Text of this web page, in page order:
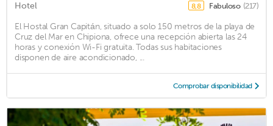
Hotel 8,8 Fabuloso (217)
El Hostal Gran Capitán, situado a solo 150 metros de la playa de
Cruz del Mar en Chipiona, ofrece una recepción abierta las 24
horas y conexión Wi-Fi gratuita. Todas sus habitaciones
disponen de aire acondicionado, ...
Comprobar disponibilidad